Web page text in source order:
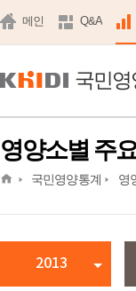
메인 Q&A
국민
영양소별 주
home국민영양통계 영
2013